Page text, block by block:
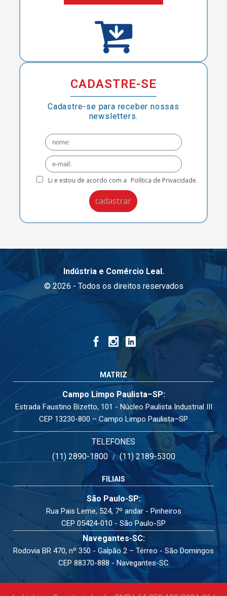
CADASTRE-SE
Cadastre-se para receber nossas
newsletters.
Li e estou de acordo com a Política de Privacidade.
Indústria e Comércio Leal.
© 2026 - Todos os direitos reservados
MATRIZ
Campo Limpo Paulista–SP:
Estrada Faustino Bizetto, 101 - Núcleo Paulista Industrial III
CEP 13230-800 – Campo Limpo Paulista–SP
TELEFONES
(11) 2890-1800/(11) 2189-5300
FILIAIS
São Paulo-SP:
Rua Pais Leme, 524, 7º andar - Pinheiros
CEP 05424-010 - São Paulo-SP
Navegantes-SC:
Rodovia BR 470, nº 350 - Galpão 2 – Térreo - São Domingos
CEP 88370-888 - Navegantes-SC